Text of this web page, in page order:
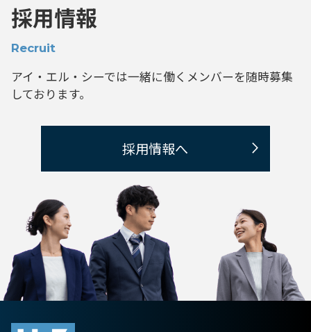
採用情報
Recruit
アイ・エル・シーでは一緒に働くメンバーを随時募集
しております。
採用情報へ